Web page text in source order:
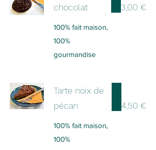
chocolat
100% fait maison,
100%
gourmandise
3,00 €
Tarte noix de
pécan
100% fait maison,
100%
4,50 €